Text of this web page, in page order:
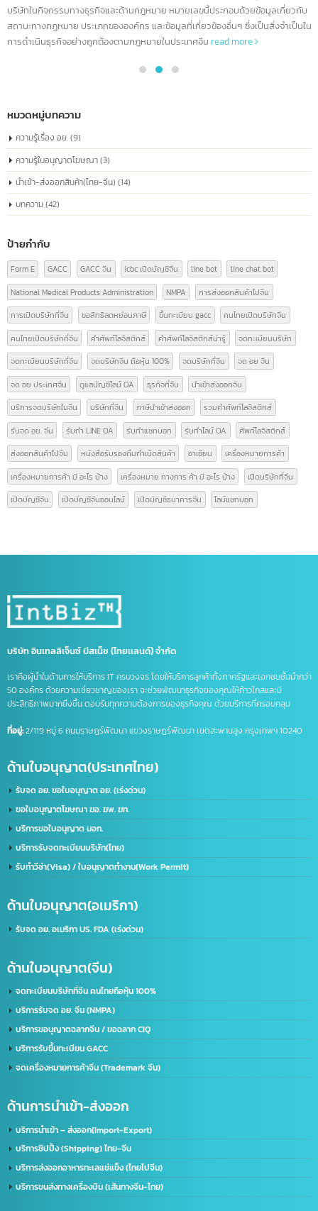
04
ก.ค.
ทำความรู้จัก China Registration number
หมายเลขจดทะเบียนบริษัทจีน หรือที่เรียกว่า
“หมายเลขเครดิตโซเชียลรวม” เหมือนกับหมายเลข
ประจำตัวประชาชนของทุกบริษัท
代码) เป็นหมายเลขที่ออกให้กับบริษัทที่จดทะเบียนในประเทศจีน ใช้ระบุตัวตนของ
สถานะทางกฎหมาย ประเภทขององค์กร และข้อมูลที่เกี่ยวข้องอื่นๆ ซึ่งเป็นสิ่งจำเป็
การดำเนินธุรกิจอย่างถูกต้องตามกฎหมายในประเทศจีน
หมวดหมู่บทความ
ความรู้เรื่อง อย. (9)
ความรู้ใบอนุญาตโฆษณา(3)
นำเข้า-ส่งออกสินค้า(ไทย-จีน)(14)
บทความ(42)
ป้ายกำกับ
Form E GACC GACC จีน icbc เปิดบัญชีจีน line bot
line chat bot
National Medical Products Administration
NMPA
การส่งออกสินค้าไปจีน
การเปิดบริษัทที่จีน
ขอสิทธิลดหย่อนภาษี ขึ้นทะเบียน gacc
คนไทยเปิดบริษัทจีน
คนไทยเปิดบริษัทที่จีน
คำศัพท์โลจิสติกส์ คำศัพท์โลจิสติกส์น่ารู้
จดทะเบียนบริษัท
จดทะเบียนบริษัทที่จีน
จดบริษัทจีน ถือหุ้น 100% จดบริษัทที่จีน
จด อย จีน
ส่งออกสินค้าไปจีน
หนังสือรับรองถิ่นกำเนิดสินค้า
เครื่องหมายการค้า มี อะไร บ้าง
บริษัท อินเทลลิเจ็นซ์ บีสเน็ซ (ไทยเเลนด์) จำกัด
เราคือผู้นำในด้านการให้บริการ IT ครบวงจร โดยให้บริการลูกค้าทั้งภาครัฐและเอกชนชั้นนำ
50 องค์กร ด้วยความเชี่ยวชาญของเรา จะช่วยพัฒนาธุรกิจของคุณให้ก้าวไกลและมี
ประสิทธิภาพมากยิ่งขึ้น ตอบรับทุกความต้องการของธุรกิจคุณ ด้วยบริการที่ครอบคลุม
ด้านใบอนุญาต(ประเทศไทย)
ขอใบอนุญาตโฆษณา ฆอ. ฆพ. ฆท.
บริการขอใบอนุญาต มอก.
บริการรับจดทะเบียนบริษัท(ไทย)
รับทำวีซ่า(Visa) / ใบอนุญาตทำงาน(Work Permit)
ด้านใบอนุญาต(อเมริกา)
ด้านใบอนุญาต(จีน)
จดทะเบียนบริษัทที่จีน คนไทยถือหุ้น 100%
บริการรับจด อย. จีน (NMPA)
บริการขอนุญาตฉลากจีน / ขอฉลาก CIQ